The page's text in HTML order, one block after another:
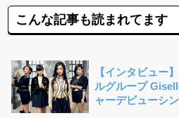
こんな記事も読まれてます
【インタビュー
ルグループ
ャーデビューシ